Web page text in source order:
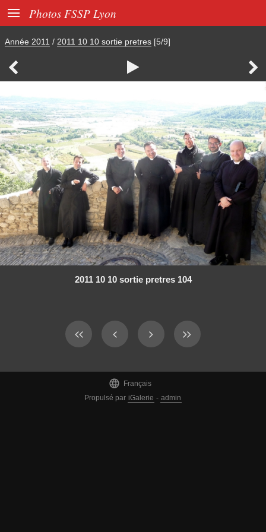
 Photos FSSP Lyon
Année 2011 / 2011 10 10 sortie pretres [5/9]
  
2011 10 10 sortie pretres 104

Français
Propulsé par iGalerie - admin